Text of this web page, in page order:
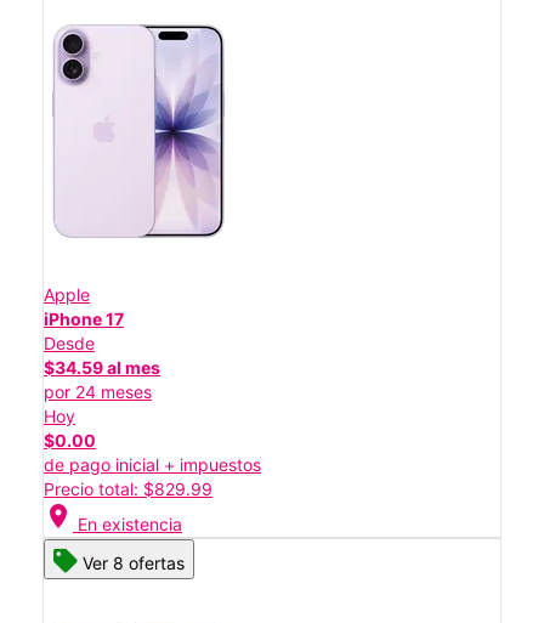
Apple
iPhone 17
Desde
$34.59 al mes
por 24 meses
Hoy
$0.00
de pago inicial + impuestos
Precio total: $829.99
location_on En existencia
Ver 8 ofertas